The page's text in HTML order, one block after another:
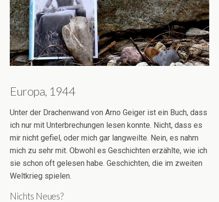
Europa, 1944
Unter der Drachenwand von Arno Geiger ist ein Buch, dass
ich nur mit Unterbrechungen lesen konnte. Nicht, dass es
mir nicht gefiel, oder mich gar langweilte. Nein, es nahm
mich zu sehr mit. Obwohl es Geschichten erzählte, wie ich
sie schon oft gelesen habe. Geschichten, die im zweiten
Weltkrieg spielen.
Nichts Neues?